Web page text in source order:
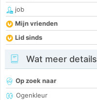
job
Mijn vrienden
Lid sinds
Wat meer details
Op zoek naar
Ogenkleur